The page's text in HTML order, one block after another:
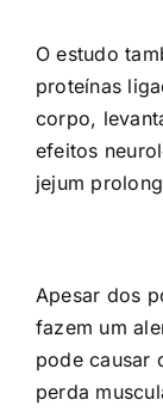
O estudo
proteínas
corpo,
efeitos
jejum
Apesar dos
fazem um
pode causar
perda